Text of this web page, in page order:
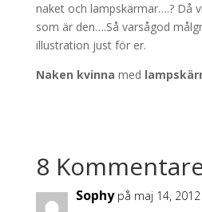
naket och lampskärmar….? Då
som är den….Så varsågod
illustration just för er.
Naken kvinna med
8
Sophy på maj 14,